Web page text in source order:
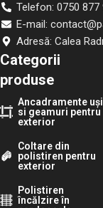
Telefon: 0750 877
E-mail:
Adresă: Calea
Categorii
produse
Ancadramente uși
si geamuri pentru
exterior
Coltare din
polistiren pentru
exterior
Polistiren
încălzire în